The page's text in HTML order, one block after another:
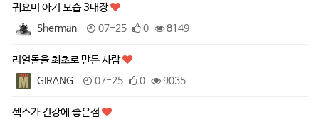
귀요미 아기 모습 3대장
Sherman 07-25 0 8149
리얼돌을 최초로 만든 사람
GIRANG 07-25 0 9035
섹스가 건강에 좋은점